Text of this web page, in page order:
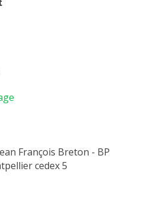
ET TECHNIQUES
François Breton - BP
cedex 5